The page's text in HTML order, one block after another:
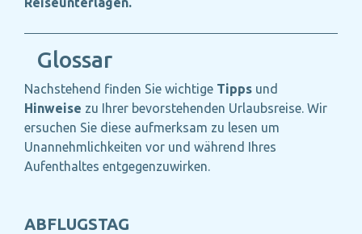
Glossar
Nachstehend finden Sie wichtige Tipps und
Hinweise zu Ihrer bevorstehenden Urlaubsreise. Wir
ersuchen Sie diese aufmerksam zu lesen um
Unannehmlichkeiten vor und während Ihres
Aufenthaltes entgegenzuwirken.
ABFLUGSTAG